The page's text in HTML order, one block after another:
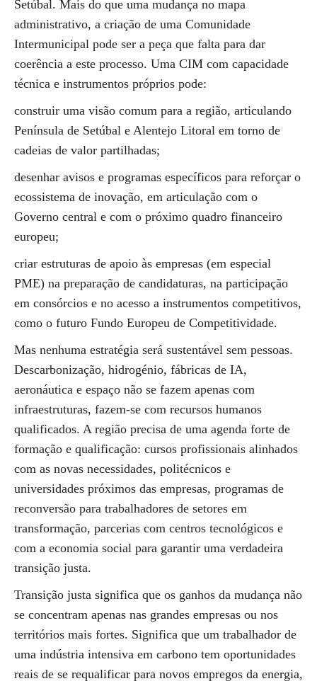
Setúbal. Mais do que uma mudança no mapa
administrativo, a criação de uma Comunidade
Intermunicipal pode ser a peça que falta para dar
coerência a este processo. Uma CIM com capacidade
técnica e instrumentos próprios pode:
construir uma visão comum para a região, articulando
Península de Setúbal e Alentejo Litoral em torno de
cadeias de valor partilhadas;
desenhar avisos e programas específicos para reforçar o
ecossistema de inovação, em articulação com o
Governo central e com o próximo quadro financeiro
europeu;
criar estruturas de apoio às empresas (em especial
PME) na preparação de candidaturas, na participação
em consórcios e no acesso a instrumentos competitivos,
como o futuro Fundo Europeu de Competitividade.
Mas nenhuma estratégia será sustentável sem pessoas.
Descarbonização, hidrogénio, fábricas de IA,
aeronáutica e espaço não se fazem apenas com
infraestruturas, fazem-se com recursos humanos
qualificados. A região precisa de uma agenda forte de
formação e qualificação: cursos profissionais alinhados
com as novas necessidades, politécnicos e
universidades próximos das empresas, programas de
reconversão para trabalhadores de setores em
transformação, parcerias com centros tecnológicos e
com a economia social para garantir uma verdadeira
transição justa.
Transição justa significa que os ganhos da mudança não
se concentram apenas nas grandes empresas ou nos
territórios mais fortes. Significa que um trabalhador de
uma indústria intensiva em carbono tem oportunidades
reais de se requalificar para novos empregos da energia,